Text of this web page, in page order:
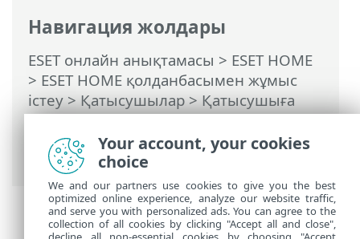
Навигация жолдары
ESET онлайн анықтамасы > ESET HOME
> ESET HOME қолданбасымен жұмыс
істеу>Қатысушылар>Қатысушыға
тағайындалған ESET мүмкіндіктері>
ESET Жеке бас мәліметтерін қорғау>
Дабылдар
Your account, your cookies
choice
We and our partners use cookies to give you the best
optimized online experience, analyze our website traffic,
and serve you with personalized ads. You can agree to the
collection of all cookies by clicking "Accept all and close",